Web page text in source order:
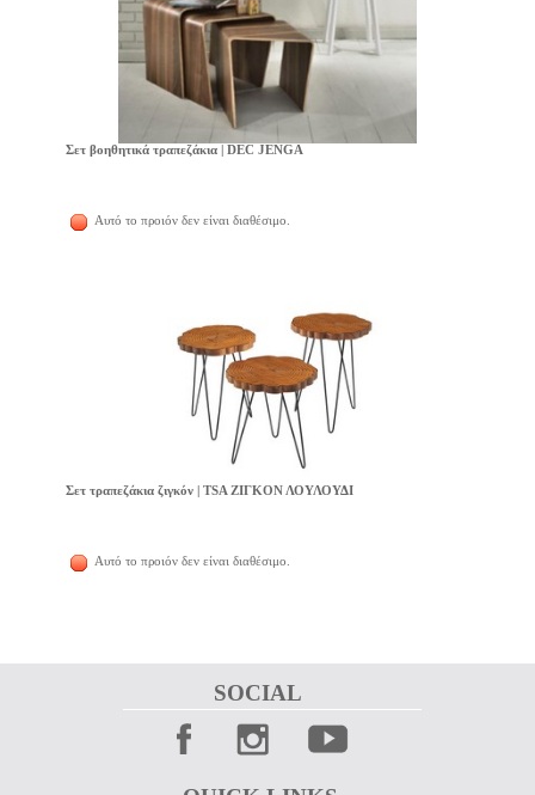
Σετ βοηθητικά τραπεζάκια | DEC JENGA
Αυτό το προιόν δεν είναι διαθέσιμο.
Σετ τραπεζάκια ζιγκόν | TSA ΖΙΓΚΟΝ ΛΟΥΛΟΥΔΙ
Αυτό το προιόν δεν είναι διαθέσιμο.
SOCIAL